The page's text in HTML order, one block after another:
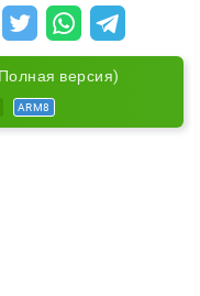
и это
глубину.
без длинных
версия)
ARM8